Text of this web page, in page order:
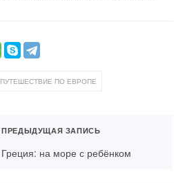
ПУТЕШЕСТВИЕ ПО ЕВРОПЕ
ПРЕДЫДУЩАЯ ЗАПИСЬ
Греция: на море с ребёнком